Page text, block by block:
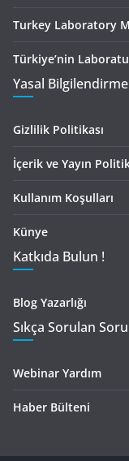
Turkey Laboratory
Türkiye’nin
Yasal
Gizlilik Politikası
İçerik ve Yayın
Kullanım Koşulları
Künye
Katkıda Bulun !
Blog Yazarlığı
Sıkça Sorulan
Webinar Yardım
Haber Bülteni